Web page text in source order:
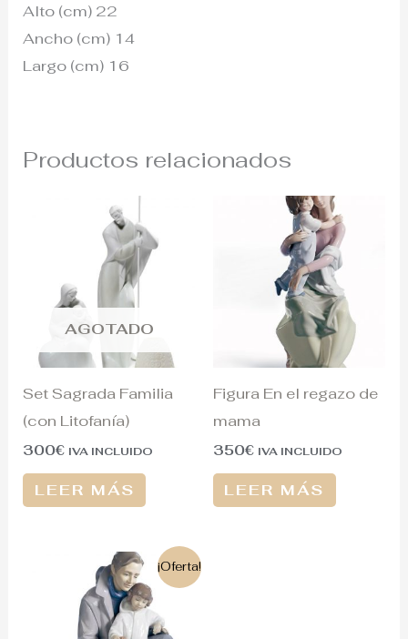
Alto (cm) 22
Ancho (cm) 14
Largo (cm) 16
Productos relacionados
AGOTADO
Set Sagrada Familia
(con Litofanía)
300€ IVA INCLUIDO
LEER MÁS
Figura En el regazo de
mama
350€ IVA INCLUIDO
LEER MÁS
¡Oferta!
precio
original
era:
700€.
El
precio
actual
es:
560€.